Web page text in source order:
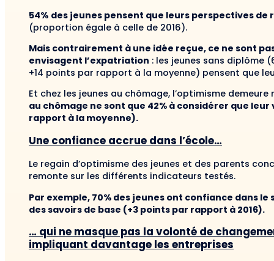
54% des jeunes pensent que leurs perspectives
(proportion égale à celle de 2016).
Mais contrairement à une idée reçue, ce ne sont
envisagent l’expatriation : les jeunes sans diplôme
+14 points par rapport à la moyenne) pensent que
Et chez les jeunes au chômage, l’optimisme
au chômage ne sont que 42% à considérer que
rapport à la moyenne).
Une confiance accrue dans l’école…
Le regain d’optimisme des jeunes et des parents
remonte sur les différents indicateurs testés.
Par exemple, 70% des jeunes ont confiance dans
des savoirs de base (+3 points par rapport à 2016).
… qui ne masque pas la volonté de
impliquant davantage les entreprises